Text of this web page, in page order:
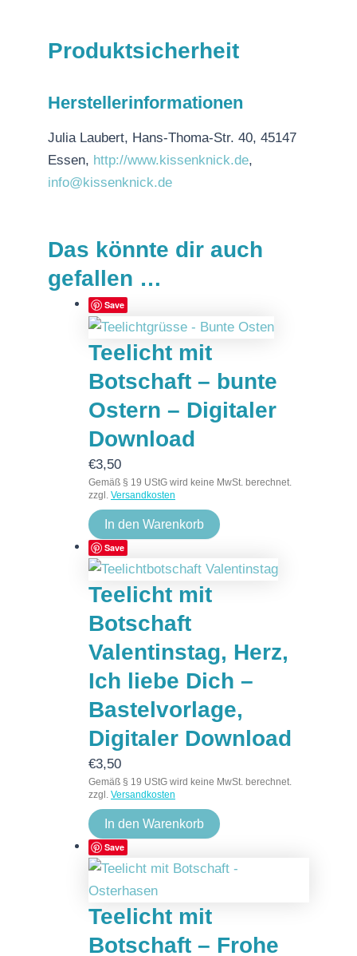
Produktsicherheit
Herstellerinformationen
Julia Laubert, Hans-Thoma-Str. 40, 45147
Essen, http://www.kissenknick.de,
info@kissenknick.de
Das könnte dir auch
gefallen …
Save
Teelicht mit
Botschaft – bunte
Ostern – Digitaler
Download
€3,50
Gemäß § 19 UStG wird keine MwSt. berechnet.
zzgl. Versandkosten
In den Warenkorb
Save
Teelicht mit
Botschaft
Valentinstag, Herz,
Ich liebe Dich –
Bastelvorlage,
Digitaler Download
€3,50
Gemäß § 19 UStG wird keine MwSt. berechnet.
zzgl. Versandkosten
In den Warenkorb
Save
Teelicht mit
Botschaft – Frohe